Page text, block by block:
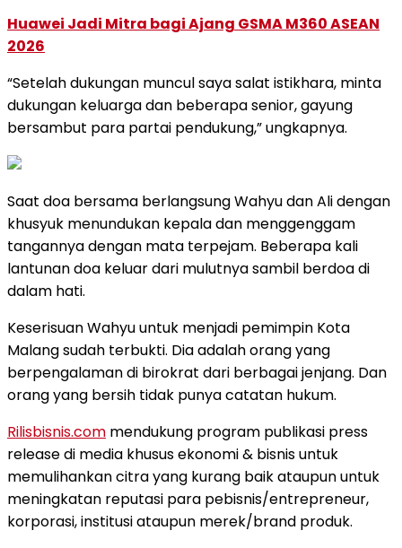
Huawei Jadi Mitra bagi Ajang GSMA M360 ASEAN
2026
“Setelah dukungan muncul saya salat istikhara, minta
dukungan keluarga dan beberapa senior, gayung
bersambut para partai pendukung,” ungkapnya.
Saat doa bersama berlangsung Wahyu dan Ali dengan
khusyuk menundukan kepala dan menggenggam
tangannya dengan mata terpejam. Beberapa kali
lantunan doa keluar dari mulutnya sambil berdoa di
dalam hati.
Keserisuan Wahyu untuk menjadi pemimpin Kota
Malang sudah terbukti. Dia adalah orang yang
berpengalaman di birokrat dari berbagai jenjang. Dan
orang yang bersih tidak punya catatan hukum.
Rilisbisnis.com mendukung program publikasi press
release di media khusus ekonomi & bisnis untuk
memulihankan citra yang kurang baik ataupun untuk
meningkatan reputasi para pebisnis/entrepreneur,
korporasi, institusi ataupun merek/brand produk.